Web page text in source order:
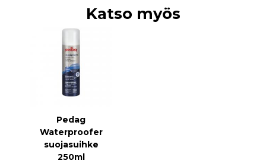
Katso myös
Pedag
Waterproofer
suojasuihke
250ml